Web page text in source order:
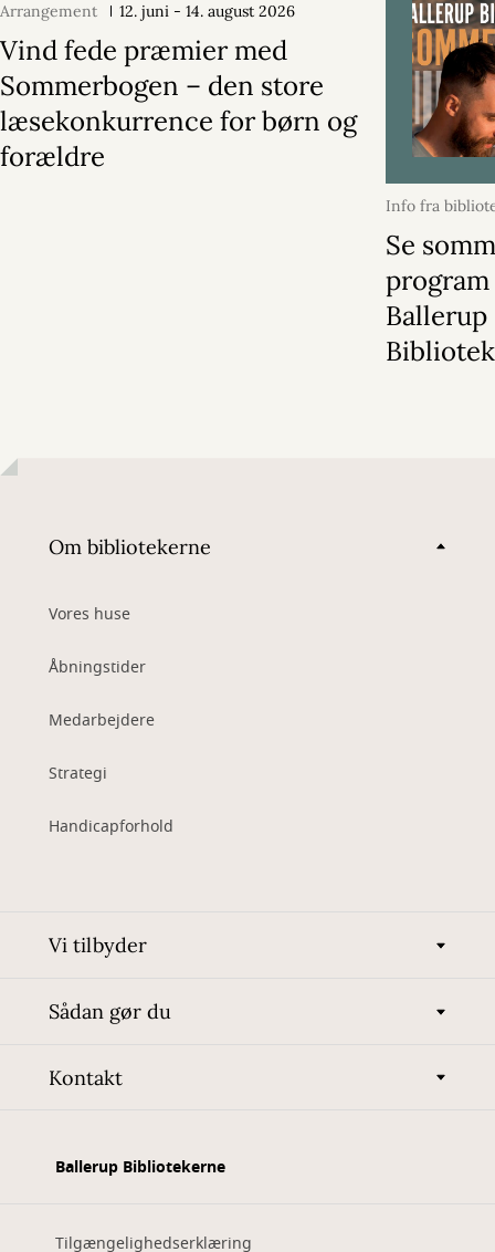
Arrangement 12. juni - 14. august 2026
Vind fede præmier med
Sommerbogen – den store
læsekonkurrence for børn og
forældre
Info fra
2026
Se
program
Ballerup
Om bibliotekerne
Vores huse
Åbningstider
Medarbejdere
Strategi
Handicapforhold
Vi tilbyder
Sådan gør du
Kontakt
Ballerup Bibliotekerne
Tilgængelighedserklæring